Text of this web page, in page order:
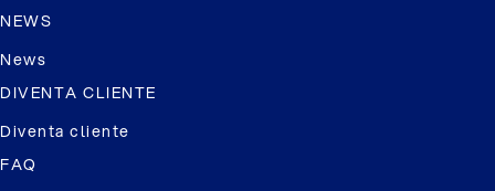
NEWS
News
DIVENTA CLIENTE
Diventa cliente
FAQ